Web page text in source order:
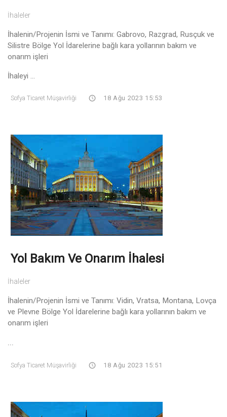
İhaleler
İhalenin/Projenin İsmi ve Tanımı: Gabrovo, Razgrad, Rusçuk ve
Silistre Bölge Yol İdarelerine bağlı kara yollarının bakım ve
onarım işleri
İhaleyi ...
Sofya Ticaret Müşavirliği 18 Ağu 2023 15:53
Yol Bakım Ve Onarım İhalesi
İhaleler
İhalenin/Projenin İsmi ve Tanımı: Vidin, Vratsa, Montana, Lovça
ve Plevne Bölge Yol İdarelerine bağlı kara yollarının bakım ve
onarım işleri
Sofya Ticaret Müşavirliği 18 Ağu 2023 15:51